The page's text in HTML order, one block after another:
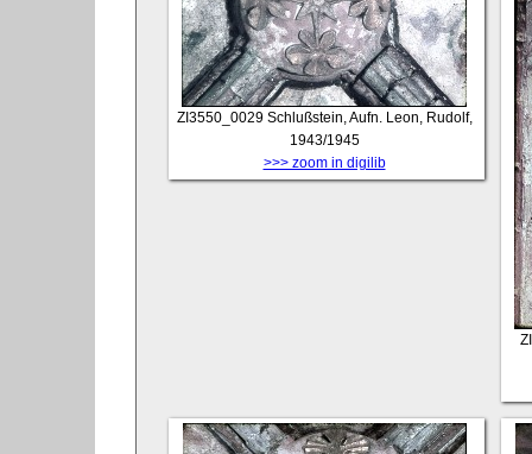
ZI3550_0029 Schlußstein, Aufn. Leon, Rudolf,
1943/1945
>>> zoom in digilib